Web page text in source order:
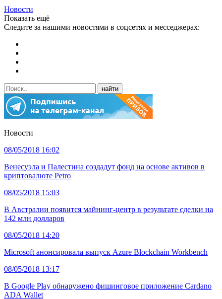
Новости
Показать ещё
Следите за нашими новостями в соцсетях и месседжерах:
Новости
08/05/2018 16:02
Венесуэла и Палестина создадут фонд на основе активов в
криптовалюте Petro
08/05/2018 15:03
В Австралии появится майнинг-центр в результате сделки на
142 млн долларов
08/05/2018 14:20
Microsoft анонсировала выпуск Azure Blockchain Workbench
08/05/2018 13:17
В Google Play обнаружено фишинговое приложение Cardano
ADA Wallet